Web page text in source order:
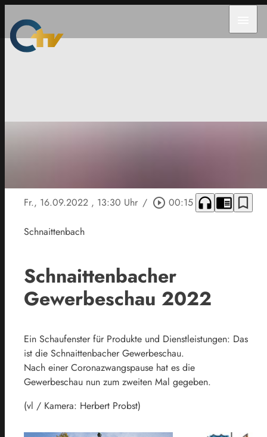
Fr., 16.09.2022 , 13:30 Uhr / play_circle_outline 00:15 headphones chrome_reader_mode bookmark_border
Schnaittenbach
Schnaittenbacher
Gewerbeschau 2022
Ein Schaufenster für Produkte und Dienstleistungen: Das
ist die Schnaittenbacher Gewerbeschau.
Nach einer Coronazwangspause hat es die
Gewerbeschau nun zum zweiten Mal gegeben.
(vl / Kamera: Herbert Probst)